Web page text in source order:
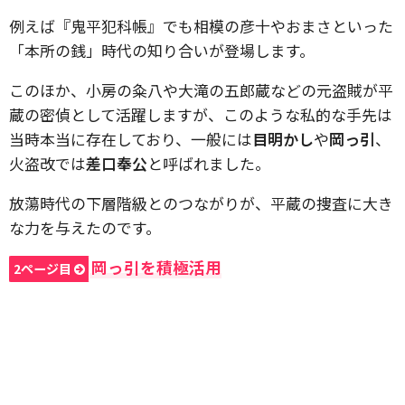
例えば『鬼平犯科帳』でも相模の彦十やおまさといった
「本所の銭」時代の知り合いが登場します。
このほか、小房の粂八や大滝の五郎蔵などの元盗賊が平
蔵の密偵として活躍しますが、このような私的な手先は
当時本当に存在しており、一般には目明かしや岡っ引、
火盗改では差口奉公と呼ばれました。
放蕩時代の下層階級とのつながりが、平蔵の捜査に大き
な力を与えたのです。
2ページ目 岡っ引を積極活用